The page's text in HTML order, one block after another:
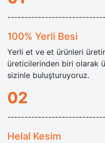
100% Yerli Besi
Yerli et ve et ürünleri
üreticilerinden biri olarak
sizinle buluşturuyoruz.
02
Helal Kesim